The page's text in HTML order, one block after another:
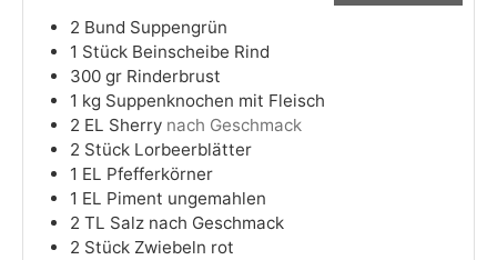
2 Bund Suppengrün
1 Stück Beinscheibe Rind
300 gr Rinderbrust
1 kg Suppenknochen mit Fleisch
2 EL Sherry nach Geschmack
2 Stück Lorbeerblätter
1 EL Pfefferkörner
1 EL Piment ungemahlen
2 TL Salz nach Geschmack
2 Stück Zwiebeln rot